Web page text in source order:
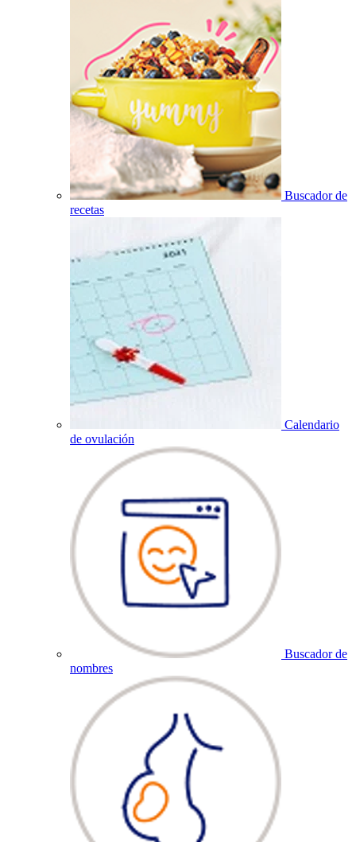
Buscador de
recetas
Calendario
de ovulación
Buscador de
nombres